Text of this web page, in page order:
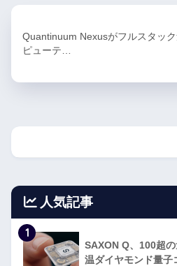
Quantinuum Nexusがフルスタッ
ピューテ…
人気記事
1
SAXON Q、100超
温ダイヤモンド量子